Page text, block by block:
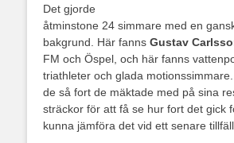
Det gjorde
åtminstone 24 simmare med en
bakgrund. Här fanns Gustav
FM och Öspel, och här fanns
triathleter och glada
de så fort de mäktade med på sina
sträckor för att få se hur fort det gick
kunna jämföra det vid ett senare